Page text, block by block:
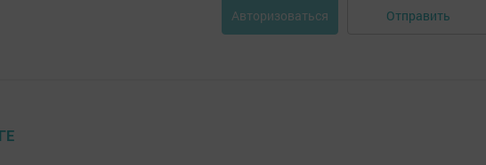
Авторизоваться Отправить